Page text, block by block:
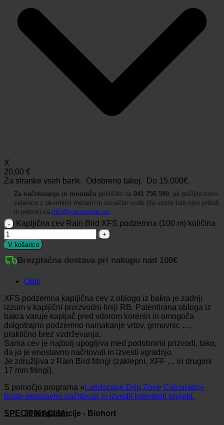
20 let garancije - Biohort
X
20,00 €
Za stranke vseh bank. Odobreno takoj.
Do 15.000€.
Za načrtovanje in montažo pokličite na 041 756 549 , ali pošljite tloris
zelenice z okvirnimi merami in označbo vode (če veste tudi njen pritisk
in pretok) na info@yossashop.eu
Kapljična cev Rain Bird XFS podzemna (100 m) količina
V košarico
Brezplačna dostava pri nakupu nad 100€
Opis
XFS podzemna kapljična cev z oblogo iz bakra je zadnji
izzum v kapljični proizvodni liniji RB. Patentirana obloga iz
bakra varuje kapljač pred vdorom korenin in omogoča
dolgotrajno podzemno namakanje vrtov, grmovnic …,
praktično brez vzdrževanja.
Sama cev je najbolj upogljiva med podobnimi prizvodi, tako,
da jo je enostavno načrtovati in izvesti vgradnjo.
Je združljiva z Rain Bird fitingi (zaklepni, XFF … in drugimi
17 mm fitingi).
S pomočjo programa » Landscape Drip Zone Calculator«
boste enostavno načrtovali in izvedli katerikoli projekt.
SPECIFIKACIJA: